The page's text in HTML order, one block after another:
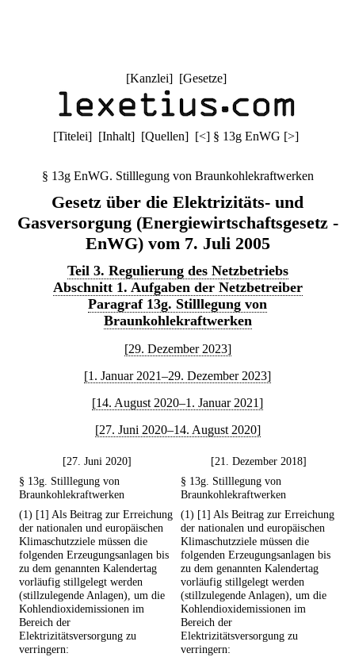
[Kanzlei] [Gesetze]
[Titelei] [Inhalt] [Quellen] [<] § 13g EnWG [>]
§ 13g EnWG. Stilllegung von Braunkohlekraftwerken
Gesetz über die Elektrizitäts- und
Gasversorgung (Energiewirtschaftsgesetz -
EnWG) vom 7. Juli 2005
Teil 3. Regulierung des Netzbetriebs
Abschnitt 1. Aufgaben der Netzbetreiber
Paragraf 13g. Stilllegung von
Braunkohlekraftwerken
[29. Dezember 2023]
[1. Januar 2021–29. Dezember 2023]
[14. August 2020–1. Januar 2021]
[27. Juni 2020–14. August 2020]
[27. Juni 2020]
[21. Dezember 2018]
§ 13g. Stilllegung von
Braunkohlekraftwerken
§ 13g. Stilllegung von
Braunkohlekraftwerken
(1) [1] Als Beitrag zur Erreichung
der nationalen und europäischen
Klimaschutzziele müssen die
folgenden Erzeugungsanlagen bis
zu dem genannten Kalendertag
vorläufig stillgelegt werden
(stillzulegende Anlagen), um die
Kohlendioxidemissionen im
Bereich der
Elektrizitätsversorgung zu
verringern:
(1) [1] Als Beitrag zur Erreichung
der nationalen und europäischen
Klimaschutzziele müssen die
folgenden Erzeugungsanlagen bis
zu dem genannten Kalendertag
vorläufig stillgelegt werden
(stillzulegende Anlagen), um die
Kohlendioxidemissionen im
Bereich der
Elektrizitätsversorgung zu
verringern: